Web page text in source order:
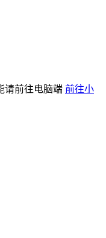
请前往电脑端 前往小